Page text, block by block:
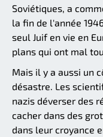
Soviétiques, a
la fin de l'année
seul Juif en vie en
plans qui ont mal
Mais il y a aussi un
désastre. Les
nazis déverser des
cacher dans des
dans leur croyance